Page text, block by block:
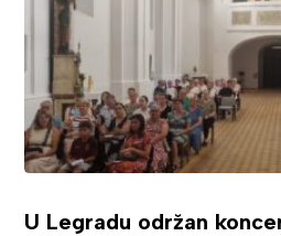
U Legradu održan